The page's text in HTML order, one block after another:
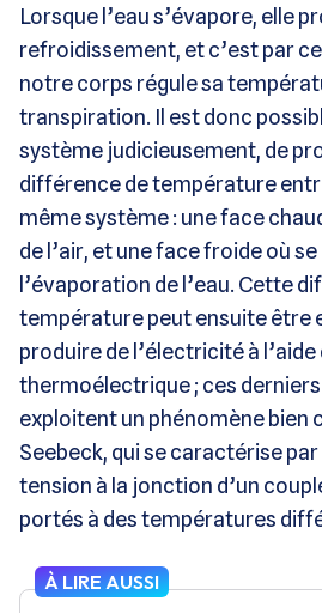
Lorsque l’eau s’évapore, elle
refroidissement, et c’est par
notre corps régule sa
transpiration. Il est donc
système judicieusement, de
différence de température
même système : une face
de l’air, et une face froide où
l’évaporation de l’eau. Cette
température peut ensuite être
produire de l’électricité à l’aide
thermoélectrique ; ces
exploitent un phénomène bien
Seebeck, qui se caractérise
tension à la jonction d’un
portés à des températures
À LIRE AUSSI